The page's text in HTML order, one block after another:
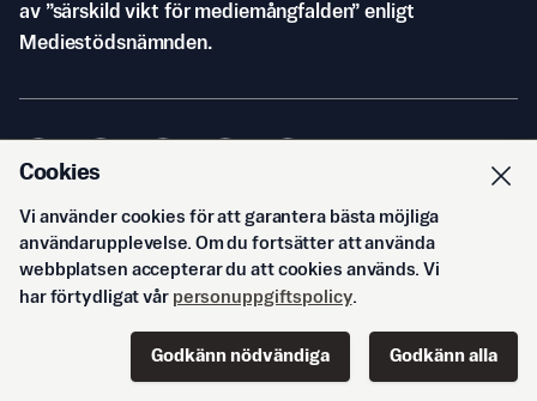
av ”särskild vikt för mediemångfalden” enligt
Mediestödsnämnden.
© Svenska Epoch Times AB2026
Cookies
Vi använder cookies för att garantera bästa möjliga
användarupplevelse. Om du fortsätter att använda
webbplatsen accepterar du att cookies används. Vi
har förtydligat vår personuppgiftspolicy.
Godkänn nödvändiga Godkänn alla